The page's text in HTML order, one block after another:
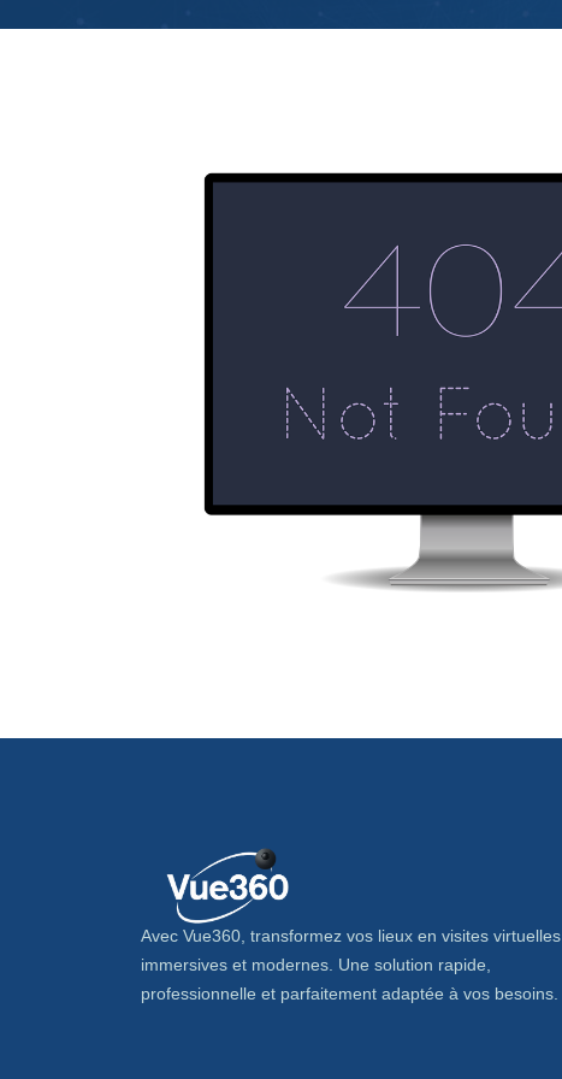
Avec Vue360, transformez vos lieux en visites virtuelles
immersives et modernes. Une solution rapide,
professionnelle et parfaitement adaptée à vos besoins.